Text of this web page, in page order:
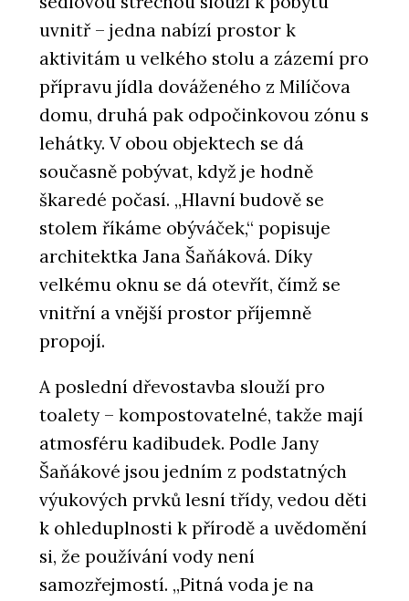
ČLÁNKY
Ekologičtější postup ve výrobě je
možný, ale vyžaduje větší přesnost,
disciplínu i kontrolu
PRODUKTY
Skrytá soklová lišta LINUS - Dorsis
uvnitř – jedna nabízí prostor k
aktivitám u velkého stolu a zázemí pro
přípravu jídla dováženého z Milíčova
domu, druhá pak odpočinkovou zónu s
lehátky. V obou objektech se dá
současně pobývat, když je hodně
škaredé počasí. „Hlavní budově se
stolem říkáme obýváček,“ popisuje
architektka Jana Šaňáková. Díky
velkému oknu se dá otevřít, čímž se
vnitřní a vnější prostor příjemně
propojí.
A poslední dřevostavba slouží pro
toalety – kompostovatelné, takže mají
atmosféru kadibudek. Podle Jany
Šaňákové jsou jedním z podstatných
výukových prvků lesní třídy, vedou děti
k ohleduplnosti k přírodě a uvědomění
si, že používání vody není
samozřejmostí. „Pitná voda je na